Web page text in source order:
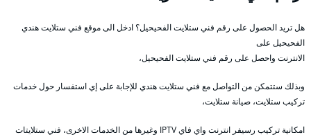
هل تريد الحصول على رقم فني ستلايت الفحيحيل؟ ادخل الى موقع فني ستلايت هندي
الفحيحيل على
الانترنت واحصل على رقم فني ستلايت الفحيحيل،
وبذلك ستتمكن من التواصل مع فني ستلايت هندي للإجابة على إي استفسار حول خدمات
تركيب ستلايت، صيانة ستلايت،
امكانية تركيب رسيفر انترنت واي فاي IPTV وغيرها من الخدمات الاخرى، فني ستلايتات